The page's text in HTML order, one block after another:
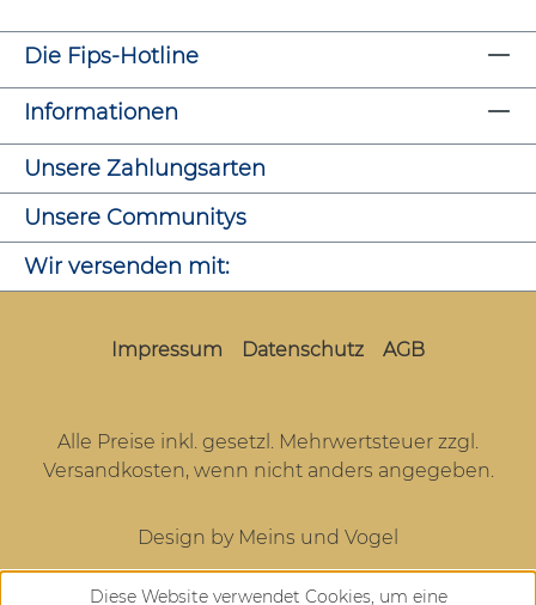
Die Fips-Hotline
Informationen
Unsere Zahlungsarten
Unsere Communitys
Wir versenden mit:
Impressum Datenschutz AGB
Alle Preise inkl. gesetzl. Mehrwertsteuer zzgl.
Versandkosten, wenn nicht anders angegeben.
Design by Meins und Vogel
Diese Website verwendet Cookies, um eine